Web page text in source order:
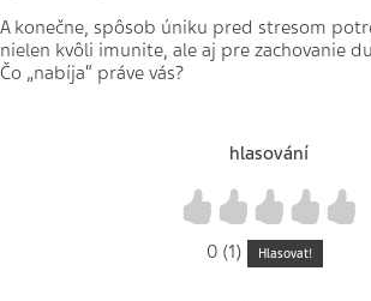
A konečne, spôsob úniku pred stresom
nielen kvôli imunite, ale aj pre zachovanie
Čo „nabíja“ práve vás?
hlasování
4
3
2
1
0 (1) Hlasovat!